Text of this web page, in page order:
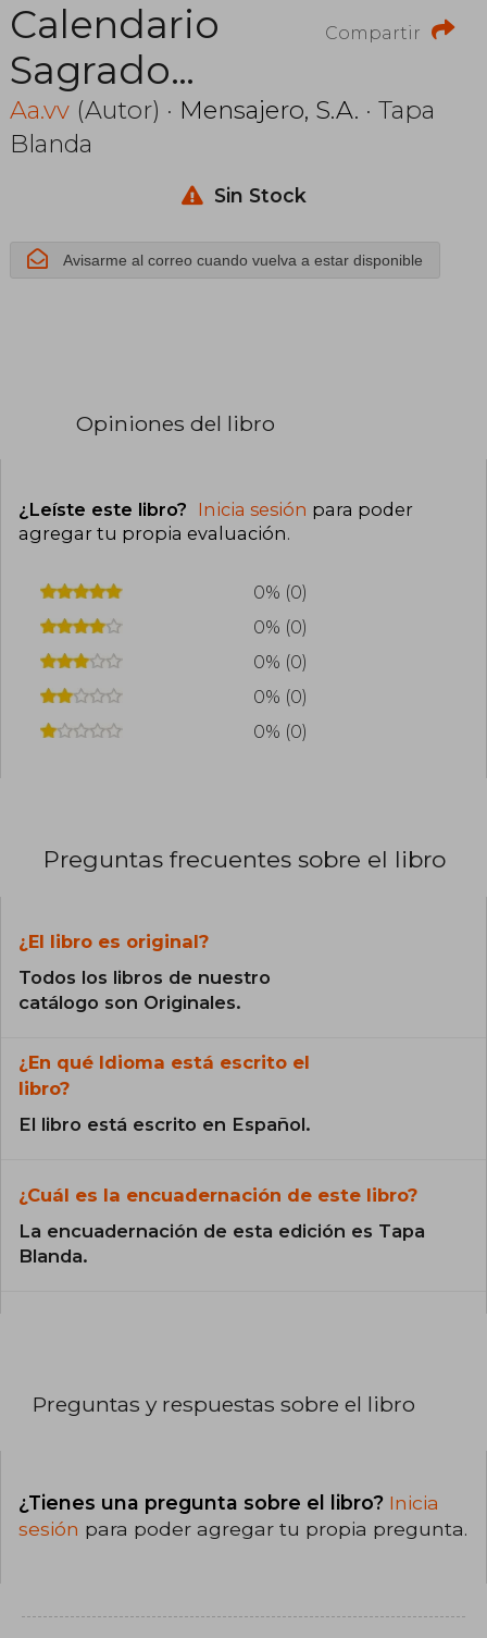
Compartir
Calendario
Sagrado
Corazon 2024
con Faldillas
Aa.vv (Autor) · Mensajero, S.A. · Tapa
Blanda
Sin Stock
Avisarme al correo cuando vuelva a estar disponible
Opiniones del libro
¿Leíste este libro? Inicia sesión para poder
agregar tu propia evaluación.
0% (0)
0% (0)
0% (0)
0% (0)
0% (0)
Preguntas frecuentes sobre el libro
¿El libro es original?
Todos los libros de nuestro
catálogo son Originales.
¿En qué Idioma está escrito el
libro?
El libro está escrito en Español.
¿Cuál es la encuadernación de este libro?
La encuadernación de esta edición es Tapa
Blanda.
Preguntas y respuestas sobre el libro
¿Tienes una pregunta sobre el libro? Inicia
sesión para poder agregar tu propia pregunta.